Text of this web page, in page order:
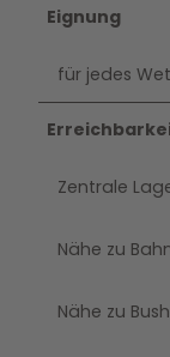
Eignung
für jedes
Zentrale
Nähe zu
Nähe zu